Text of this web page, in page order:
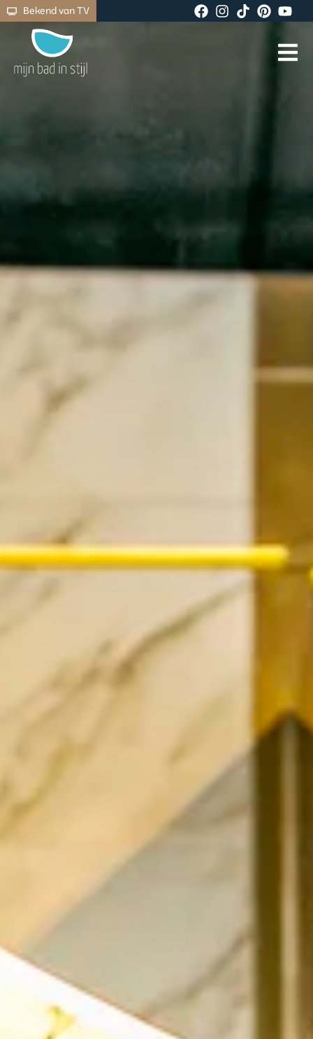
Bekend van TV